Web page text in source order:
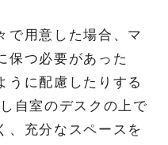
で用意した場合、マ
保つ必要があった
うに配慮したりする
自室のデスクの上で
、充分なスペースを